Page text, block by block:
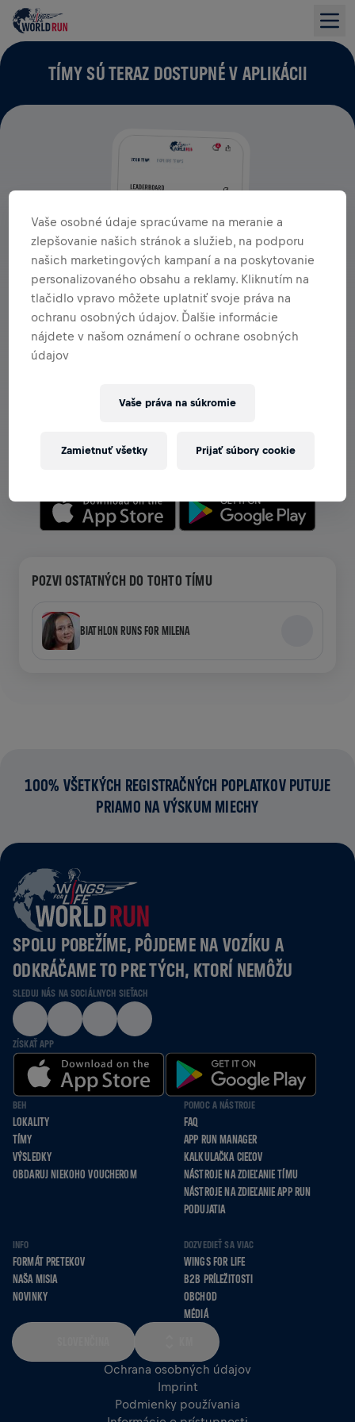
TÍMY SÚ TERAZ DOSTUPNÉ V APLIKÁCII
ZOBRAZ TÍMY V APLIKÁCII
oslavuj spoločne.
POZVI OSTATNÝCH DO TOHTO TÍMU
BIATHLON RUNS FOR MILENA
100% VŠETKÝCH REGISTRAČNÝCH POPLATKOV PUTUJE
PRIAMO NA VÝSKUM MIECHY
SPOLU POBEŽÍME, PÔJDEME NA VOZÍKU A
ODKRÁČAME TO PRE TÝCH, KTORÍ NEMÔŽU
SLEDUJ NÁS NA SOCIÁLNYCH SIEŤACH
ZÍSKAŤ APP
BEH
LOKALITY
TÍMY
VÝSLEDKY
OBDARUJ NIEKOHO VOUCHEROM
POMOC A NÁSTROJE
FAQ
APP RUN MANAGER
KALKULAČKA CIEĽOV
NÁSTROJE NA ZDIEĽANIE TÍMU
NÁSTROJE NA ZDIEĽANIE APP RUN
PODUJATIA
INFO
FORMÁT PRETEKOV
NAŠA MISIA
NOVINKY
DOZVEDIEŤ SA VIAC
WINGS FOR LIFE
B2B PRÍLEŽITOSTI
OBCHOD
MÉDIÁ
Ochrana osobných údajov
Imprint
Podmienky používania
Vaše osobné údaje spracúvame na meranie a
zlepšovanie našich stránok a služieb, na podporu
našich marketingových kampaní a na poskytovanie
personalizovaného obsahu a reklamy. Kliknutím na
tlačidlo vpravo môžete uplatniť svoje práva na
ochranu osobných údajov. Ďalšie informácie
nájdete v našom oznámení o ochrane osobných
údajov
Vaše práva na súkromie
Zamietnuť všetky Prijať súbory cookie